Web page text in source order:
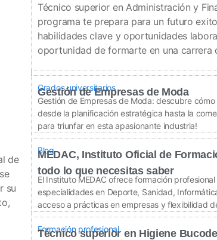
de
su
Técnico superior en Administración y
programa te prepara para un futuro
habilidades clave y oportunidades
oportunidad de formarte en una carrera
Grados universitarios
Gestión de Empresas de Moda
Gestión de Empresas de Moda: descubre
desde la planificación estratégica hasta la
para triunfar en esta apasionante industria!
Blog
MEDAC, Instituto Oficial de
todo lo que necesitas saber
El Instituto MEDAC ofrece formación
especialidades en Deporte, Sanidad,
acceso a prácticas en empresas y flexibilidad
Formación profesional
Técnico superior en Higiene